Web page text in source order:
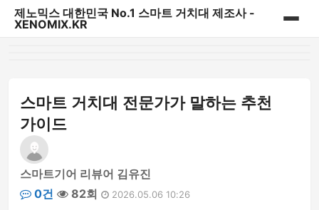
제노믹스 대한민국 No.1 스마트 거치대 제조사 -
XENOMIX.KR
CD슬롯 & 송풍구거치대
대시보드 거치대
자바라거치대
스마트 거치대 전문가가 말하는 추천
가이드
스마트기어 리뷰어 김유진
0건
82회 2026.05.06 10:26